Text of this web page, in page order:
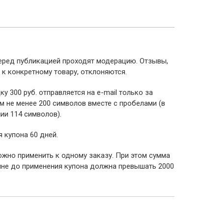
публикацией проходят модерацию. Отзывы,
конкретному товару, отклоняются.
300 руб. отправляется на e-mail только за
менее 200 символов вместе с пробелами (в
114 символов).
купона 60 дней.
применить к одному заказу. При этом сумма
до применения купона должна превышать 2000